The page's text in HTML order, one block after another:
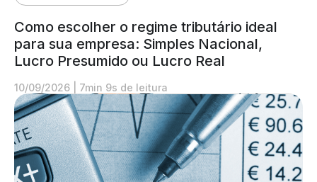
Como escolher o regime tributário ideal
para sua empresa: Simples Nacional,
Lucro Presumido ou Lucro Real
10/09/2026 7min 9s de leitura